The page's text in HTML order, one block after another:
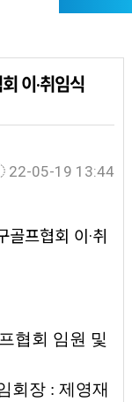
이·취임식
22-05-19 13:44
프협회 이·취
협회 임원 및
회장 : 제영재